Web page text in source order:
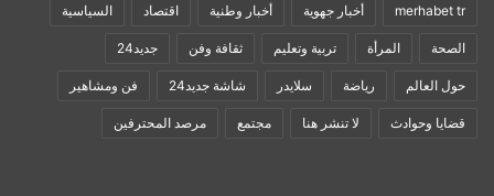
merhabet tr أخبار جهوية أخبار وطنية اقتصاد السياسية
الصحة المرأة تربية وتعليم ثقافة وفن جديد24
حول العالم رياضة سلايدر شاشة جديد24 فن ومشاهير
قضايا وحوادث لا تنشر هنا مجتمع مرصد المحترفين